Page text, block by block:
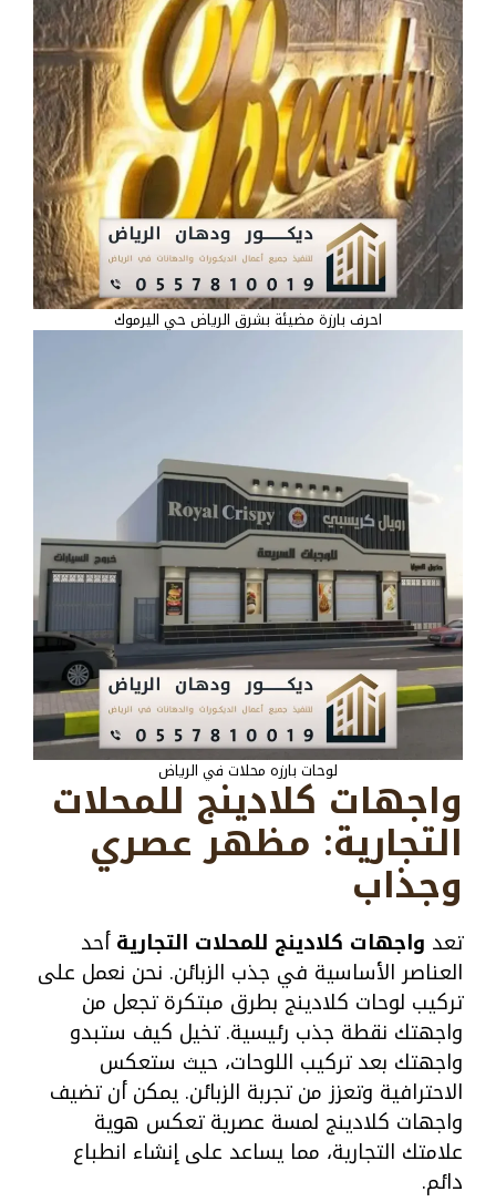
احرف بارزة مضيئة بشرق الرياض حي اليرموك
لوحات بارزه محلات في الرياض
واجهات كلادينج للمحلات
التجارية: مظهر عصري
وجذاب
تعد واجهات كلادينج للمحلات التجاريةأحد
العناصر الأساسية في جذب الزبائن. نحن نعمل على
تركيب لوحات كلادينج بطرق مبتكرة تجعل من
واجهتك نقطة جذب رئيسية. تخيل كيف ستبدو
واجهتك بعد تركيب اللوحات، حيث ستعكس
الاحترافية وتعزز من تجربة الزبائن. يمكن أن تضيف
واجهات كلادينج لمسة عصرية تعكس هوية
علامتك التجارية، مما يساعد على إنشاء انطباع
دائم.